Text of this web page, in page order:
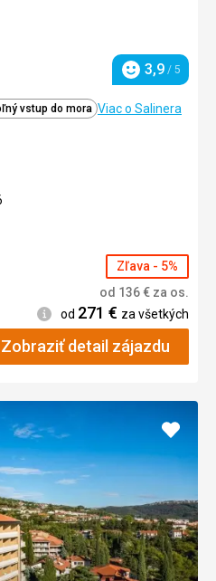
Hodnotenie
3,9 / 5
vstup do mora Viac o Salinera
Zľava - 5%
od 136€ za os.
Informácie
od 271 € za všetkých
Zobraziť detail zájazdu
Pridať